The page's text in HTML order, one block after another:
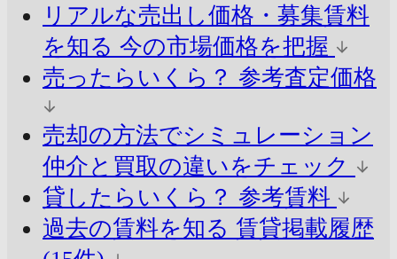
リアルな売出し価格・募集賃料
を知る 今の市場価格を把握
売ったらいくら？ 参考査定価格
売却の方法でシミュレーション
仲介と買取の違いをチェック
貸したらいくら？ 参考賃料
過去の賃料を知る 賃貸掲載履歴